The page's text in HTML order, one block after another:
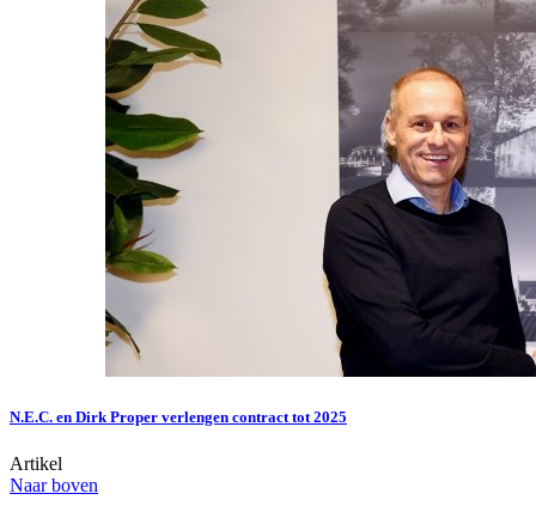
N.E.C. en Dirk Proper verlengen contract tot 2025
Artikel
Naar boven